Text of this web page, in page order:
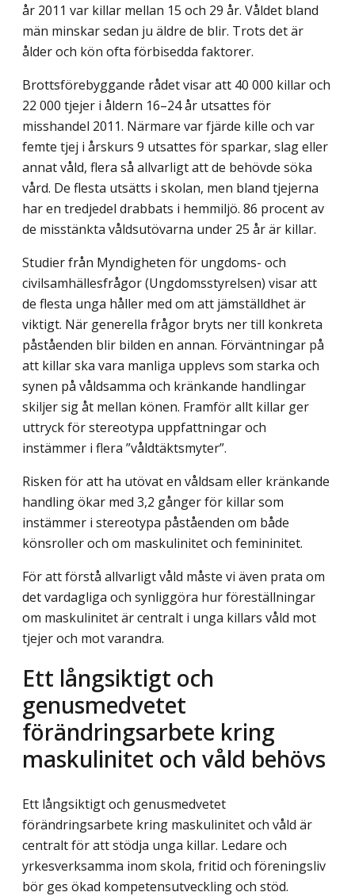
år 2011 var killar mellan 15 och 29 år. Våldet bland
män minskar sedan ju äldre de blir. Trots det är
ålder och kön ofta förbisedda faktorer.
Brottsförebyggande rådet visar att 40 000 killar och
22 000 tjejer i åldern 16–24 år utsattes för
misshandel 2011. Närmare var fjärde kille och var
femte tjej i årskurs 9 utsattes för sparkar, slag eller
annat våld, flera så allvarligt att de behövde söka
vård. De flesta utsätts i skolan, men bland tjejerna
har en tredjedel drabbats i hemmiljö. 86 procent av
de misstänkta våldsutövarna under 25 år är killar.
Studier från Myndigheten för ungdoms- och
civilsamhällesfrågor (Ungdomsstyrelsen) visar att
de flesta unga håller med om att jämställdhet är
viktigt. När generella frågor bryts ner till konkreta
påståenden blir bilden en annan. Förväntningar på
att killar ska vara manliga upplevs som starka och
synen på våldsamma och kränkande handlingar
skiljer sig åt mellan könen. Framför allt killar ger
uttryck för stereotypa uppfattningar och
instämmer i flera ”våldtäktsmyter”.
Risken för att ha utövat en våldsam eller kränkande
handling ökar med 3,2 gånger för killar som
instämmer i stereotypa påståenden om både
könsroller och om maskulinitet och femininitet.
För att förstå allvarligt våld måste vi även prata om
det vardagliga och synliggöra hur föreställningar
om maskulinitet är centralt i unga killars våld mot
tjejer och mot varandra.
Ett långsiktigt och
genusmedvetet
förändringsarbete kring
maskulinitet och våld behövs
Ett långsiktigt och genusmedvetet
förändringsarbete kring maskulinitet och våld är
centralt för att stödja unga killar. Ledare och
yrkesverksamma inom skola, fritid och föreningsliv
bör ges ökad kompetensutveckling och stöd.